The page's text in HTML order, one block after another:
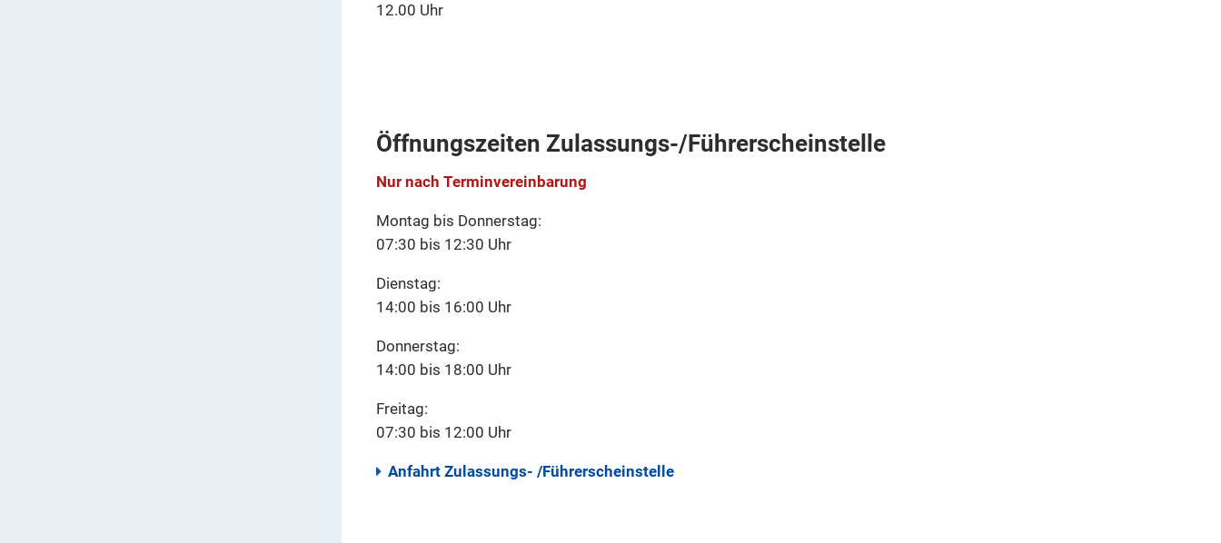
12.00 Uhr
Öffnungszeiten Zulassungs-/Führerscheinstelle
Nur nach Terminvereinbarung
Montag bis Donnerstag:
07:30 bis 12:30 Uhr
Dienstag:
14:00 bis 16:00 Uhr
Donnerstag:
14:00 bis 18:00 Uhr
Freitag:
07:30 bis 12:00 Uhr
Anfahrt Zulassungs- /Führerscheinstelle